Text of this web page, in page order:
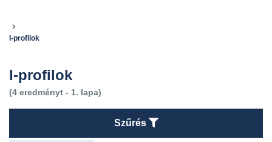
I-profilok
I-profilok
(4 eredményt - 1. lapa)
Szűrés